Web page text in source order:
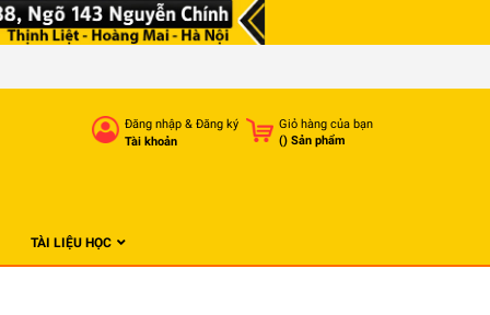
Đăng nhập& Đăng ký
Tài khoản
Giỏ hàng của bạn
() Sản phẩm
TÀI LIỆU HỌC